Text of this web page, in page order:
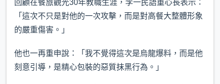
回顧在餐旅觀光30年教職生涯，李一民語重心長表示：
「這次不只是對他的一次攻擊，而是對高餐大整體形象
的嚴重傷害。」
他也一再重申說：「我不覺得這次是烏龍爆料，而是他
刻意引導，是精心包裝的惡質抹黑行為。」